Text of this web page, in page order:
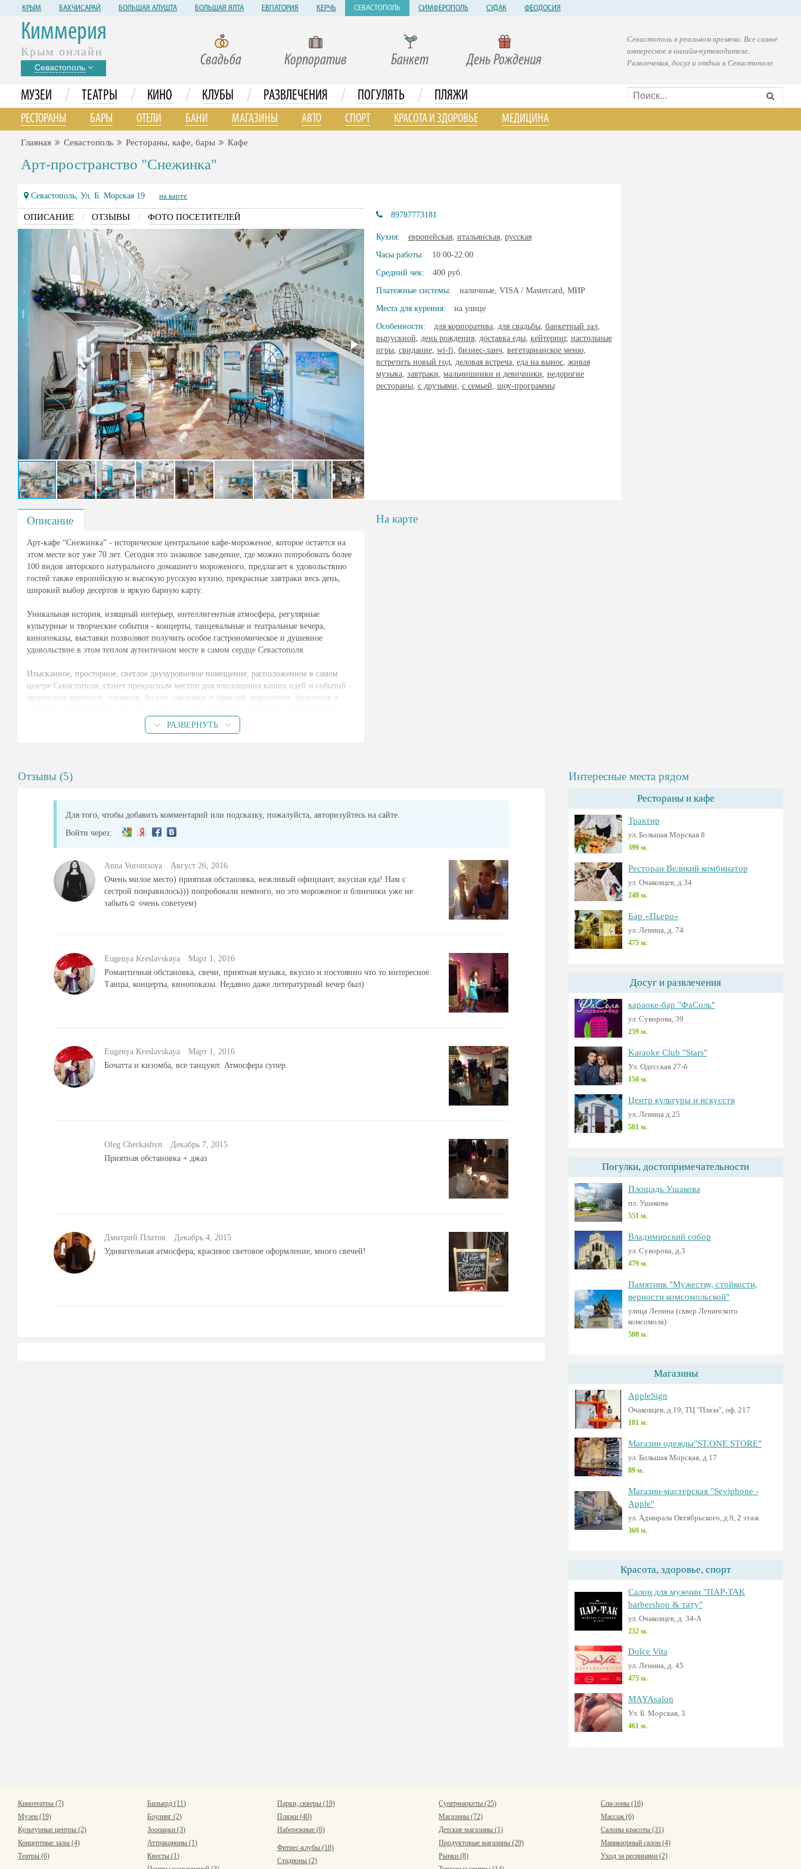
КРЫМ БАХЧИСАРАЙ БОЛЬШАЯ АЛУШТА БОЛЬШАЯ ЯЛТА ЕВПАТОРИЯ КЕРЧЬ СЕВАСТОПОЛЬ СИМФЕРОПОЛЬ СУДАК ФЕОДОСИЯ
Киммерия
Крым онлайн
Севастополь Свадьба Корпоратив Банкет День Рождения
Севастополь в реальном времени. Все самое
интересное в онлайн-путеводителе.
Развлечения, досуг и отдых в Севастополе.
МУЗЕИ / ТЕАТРЫ / КИНО / КЛУБЫ / РАЗВЛЕЧЕНИЯ / ПОГУЛЯТЬ / ПЛЯЖИ
РЕСТОРАНЫ БАРЫ ОТЕЛИ БАНИ МАГАЗИНЫ АВТО СПОРТ КРАСОТА И ЗДОРОВЬЕ МЕДИЦИНА
Главная Севастополь Рестораны, кафе, бары Кафе
Арт-пространство "Снежинка"
Севастополь, Ул. Б. Морская 19 на карте
ОПИСАНИЕ / ОТЗЫВЫ / ФОТО ПОСЕТИТЕЛЕЙ 89787773181
Кухня: европейская, итальянская, русская
Часы работы:
10:00-22:00
Средний чек:
400 руб.
Платежные системы:
наличные, VISA / Mastercard, МИР
Места для курения:
на улице
Особенности:
для корпоратива, для свадьбы, банкетный зал,
выпускной, день рождения, доставка еды, кейтеринг, настольные
игры, свидание, wi-fi, бизнес-ланч, вегетарианское меню,
встретить новый год, деловая встреча, еда на вынос, живая
музыка, завтраки, мальчишники и девичники, недорогие
рестораны, с друзьями, с семьей, шоу-программы
Описание
РАЗВЕРНУТЬ
Арт-кафе “Снежинка” - историческое центральное кафе-мороженое, которое остается на
этом месте вот уже 70 лет. Сегодня это знаковое заведение, где можно попробовать более
100 видов авторского натурального домашнего мороженого, предлагает к удовольствию
гостей также европейскую и высокую русскую кухню, прекрасные завтраки весь день,
широкий выбор десертов и яркую барную карту.
Уникальная история, изящный интерьер, интеллигентная атмосфера, регулярные
культурные и творческие события - концерты, танцевальные и театральные вечера,
кинопоказы, выставки позволяют получить особое гастрономическое и душевное
удовольствие в этом теплом аутентичном месте в самом сердце Севастополя.
Изысканное, просторное, светлое двухуровневое помещение, расположенное в самом
центре Севастополя, станет прекрасным местом для воплощения ваших идей и событий -
творческих проектов, торжеств, бизнес-завтраков и бранчей, воркшопов, фуршетов и
- Большая оборудованная кухня
- Кондиционеры
- Столы, стулья, посуда
- Кейтеринг: банкетное и фуршетное меню
- Сценарно-режиссерские и постановочные работы
- Развлекательная программа
- Танцевальные мастер-классы от профессиональных хореографов
УСЛОВИЯ
Проведение торжеств с собственной программой (корпоративы, свадьбы, дни рождения,
вечеринки и т.п.)
Проведение бизнес- и официальных событий (бизнес-завтраков и бранчей, воркшопов,
Проведение творческих вечеров и концертов, фотосессий, выставок
Обсуждается индивидуально
На карте
Отзывы (5)
Для того, чтобы добавить комментарий или подсказку, пожалуйста, авторизуйтесь на сайте.
Войти через:
Anna Vorontsova
Август 26, 2016
Очень милое место) приятная обстановка, вежливый официант, вкусная еда! Нам с
сестрой понравилось))) попробовали немного, но это мороженое и блинчики уже не
забыть☺️ очень советуем)
Eugenya Kreslavskaya
Mарт 1, 2016
Романтичная обстановка, свечи, приятная музыка, вкусно и постоянно что то интересное.
Танцы, концерты, кинопоказы. Недавно даже литературный вечер был)
Eugenya Kreslavskaya
Mарт 1, 2016
Бочатта и кизомба, все танцуют. Атмосфера супер.
Oleg Cherkashyn
Декабрь 7, 2015
Приятная обстановка + джаз
Дмитрий Платов
Декабрь 4, 2015
Удивительная атмосфера, красивое световое оформление, много свечей!
Интересные места рядом
Рестораны и кафе
Трактир
ул. Большая Морская 8
399 м.
Ресторан Великий комбинатор
ул. Очаковцев, д.34
248 м.
Бар «Пьеро»
ул. Ленина, д. 74
475 м.
Досуг и развлечения
караоке-бар "ФаСоль"
ул. Суворова, 39
259 м.
Karaoke Club "Stars"
Ул. Одесская 27-б
150 м.
Центр культуры и искусств
ул. Ленина д.25
581 м.
Погулки, достопримечательности
Площадь Ушакова
пл. Ушакова
551 м.
Владимирский собор
ул. Суворова, д.3
479 м.
Памятник "Мужеству, стойкости,
верности комсомольской"
улица Ленина (сквер Ленинского
комсомола)
508 м.
Магазины
AppleSign
Очаковцев, д.19, ТЦ "Плаза", оф. 217
181 м.
Магазин одежды"ST.ONE STORE"
ул. Большая Морская, д.17
89 м.
Магазин-мастерская "Seviphone -
Apple"
ул. Адмирала Октябрьского, д.9, 2 этаж
369 м.
Красота, здоровье, спорт
Салон для мужчин "ПАР-ТАК
barbershop & тату"
ул. Очаковцев, д. 34-А
232 м.
Dolce Vita
ул. Ленина, д. 45
475 м.
MAYAsalon
Ул. Б. Морская, 3
461 м.
Кинотеатры (7)
Музеи (19)
Культурные центры (2)
Концертные залы (4)
Театры (6)
Бильярд (11)
Боулинг (2)
Зоопарки (3)
Аттракционы (1)
Квесты (1)
Парки, скверы (19)
Пляжи (40)
Набережные (6)
Фитнес-клубы (18)
Стадионы (2)
Супермаркеты (25)
Магазины (72)
Детские магазины (1)
Продуктовые магазины (29)
Рынки (8)
Спа-зоны (16)
Массаж (6)
Салоны красоты (31)
Маникюрный салон (4)
Уход за ресницами (2)